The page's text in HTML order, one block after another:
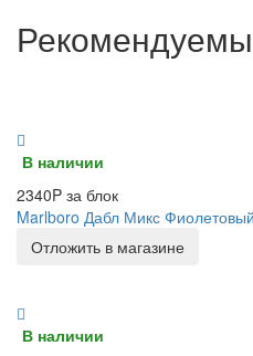
В наличии
2340P за блок
Marlboro Дабл Микс Фиолетовый
Отложить в магазине
В наличии